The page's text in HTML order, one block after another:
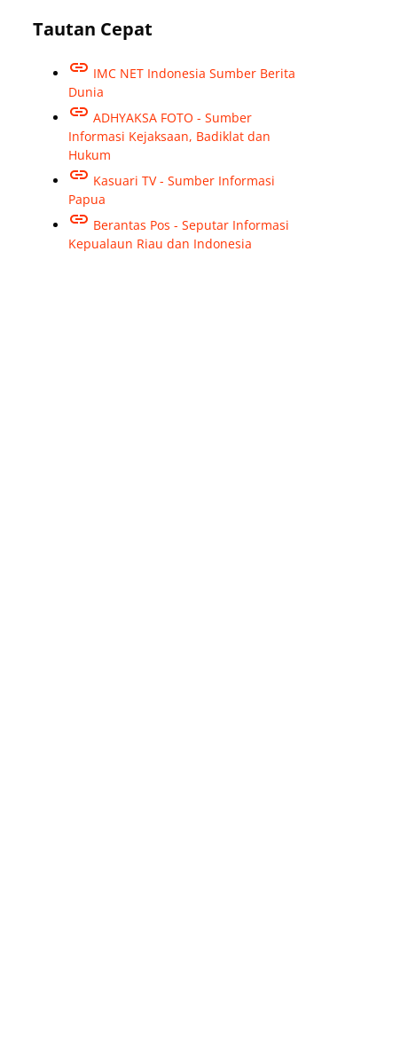
Tautan Cepat
IMC NET Indonesia Sumber Berita
Dunia
ADHYAKSA FOTO - Sumber
Informasi Kejaksaan, Badiklat dan
Hukum
Kasuari TV - Sumber Informasi
Papua
Berantas Pos - Seputar Informasi
Kepualaun Riau dan Indonesia